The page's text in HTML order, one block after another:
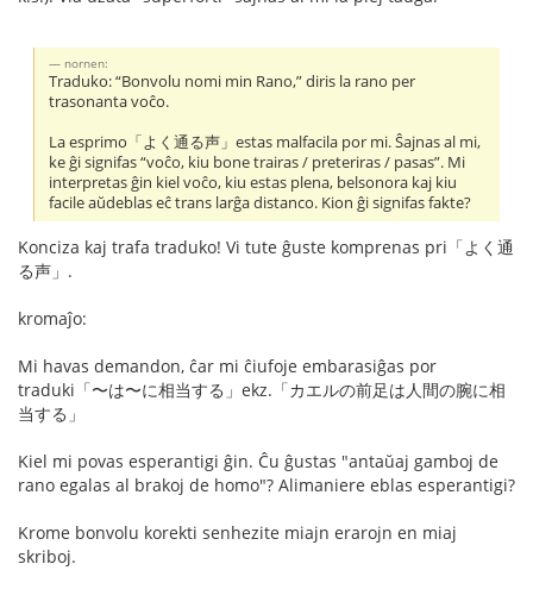
nornen:
Traduko: “Bonvolu nomi min Rano,” diris la rano per
trasonanta voĉo.
La esprimo「よく通る声」estas malfacila por mi. Ŝajnas al mi,
ke ĝi signifas “voĉo, kiu bone trairas / preteriras / pasas”. Mi
interpretas ĝin kiel voĉo, kiu estas plena, belsonora kaj kiu
facile aŭdeblas eĉ trans larĝa distanco. Kion ĝi signifas fakte?
Konciza kaj trafa traduko! Vi tute ĝuste komprenas pri「よく通
る声」.
kromaĵo:
Mi havas demandon, ĉar mi ĉiufoje embarasiĝas por
traduki「〜は〜に相当する」ekz.「カエルの前足は人間の腕に相
当する」
Kiel mi povas esperantigi ĝin. Ĉu ĝustas "antaŭaj gamboj de
rano egalas al brakoj de homo"? Alimaniere eblas esperantigi?
Krome bonvolu korekti senhezite miajn erarojn en miaj
skriboj.